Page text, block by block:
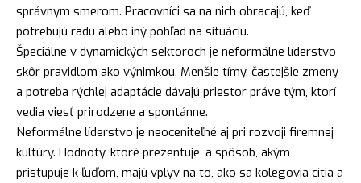
správnym smerom. Pracovníci sa na nich obracajú, keď
potrebujú radu alebo iný pohľad na situáciu.
Špeciálne v dynamických sektoroch je neformálne líderstvo
skôr pravidlom ako výnimkou. Menšie tímy, častejšie zmeny
a potreba rýchlej adaptácie dávajú priestor práve tým, ktorí
vedia viesť prirodzene a spontánne.
Neformálne líderstvo je neoceniteľné aj pri rozvoji firemnej
kultúry. Hodnoty, ktoré prezentuje, a spôsob, akým
pristupuje k ľuďom, majú vplyv na to, ako sa kolegovia cítia a